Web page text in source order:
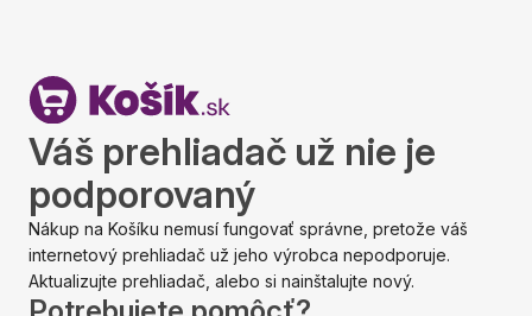
Váš prehliadač už nie je
podporovaný
Nákup na Košíku nemusí fungovať správne, pretože váš
internetový prehliadač už jeho výrobca nepodporuje.
Aktualizujte prehliadač, alebo si nainštalujte nový.